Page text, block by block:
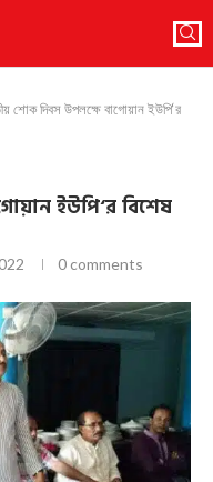
শোক দিবস উপলক্ষে বাগোয়ান ইউপি‘র
ইউপি‘র বিশেষ
0 comments